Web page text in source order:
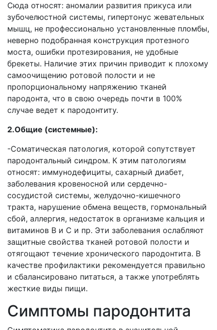
Сюда относят: аномалии развития прикуса или
зубочелюстной системы, гипертонус жевательных
мышц, не профессионально установленные пломбы,
неверно подобранная конструкция протезного
моста, ошибки протезирования, не удобные
брекеты. Наличие этих причин приводит к плохому
самоочищению ротовой полости и не
пропорциональному напряжению тканей
пародонта, что в свою очередь почти в 100%
случае ведет к пародонтиту.
2.Общие (системные):
-Соматическая патология, которой сопутствует
пародонтальный синдром. К этим патологиям
относят: иммунодефициты, сахарный диабет,
заболевания кровеносной или сердечно-
сосудистой системы, желудочно-кишечного
тракта, нарушение обмена веществ, гормональный
сбой, аллергия, недостаток в организме кальция и
витаминов В и С и пр. Эти заболевания ослабляют
защитные свойства тканей ротовой полости и
отягощают течение хронического пародонтита. В
качестве профилактики рекомендуется правильно
и сбалансировано питаться, а также употреблять
жесткие виды пищи.
Симптомы пародонтита